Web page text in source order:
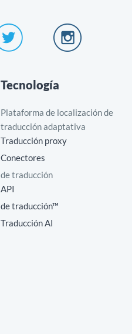
Tecnología
Plataforma de localización de
traducción adaptativa
Traducción proxy
Conectores
de traducción
API
de traducción™
Traducción AI